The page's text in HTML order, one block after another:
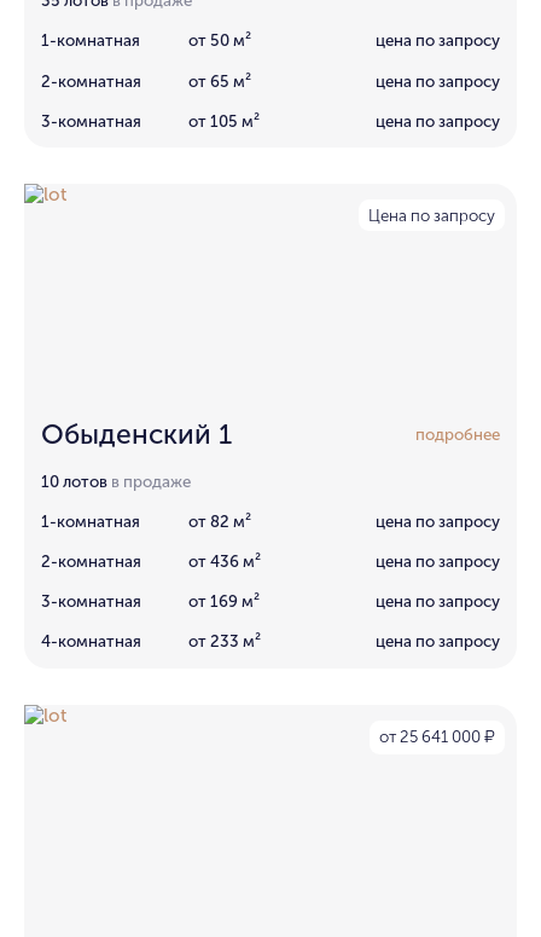
1-комнатная от 50 м² цена по запросу
2-комнатная от 65 м² цена по запросу
3-комнатная от 105 м² цена по запросу
Цена по запросу
Обыденский 1 подробнее
10 лотов в продаже
1-комнатная от 82 м² цена по запросу
2-комнатная от 436 м² цена по запросу
3-комнатная от 169 м² цена по запросу
4-комнатная от 233 м² цена по запросу
от 25 641 000 ₽